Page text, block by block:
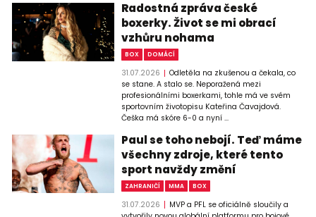
Radostná zpráva české
boxerky. Život se mi obrací
vzhůru nohama
BOX DOMÁCÍ
31.07.2026
Odletěla na zkušenou a čekala, co
se stane. A stalo se. Neporažená mezi
profesionálními boxerkami, tohle má ve svém
sportovním životopisu Kateřina Čavajdová.
Češka má skóre 6-0 a nyní ...
Paul se toho nebojí. Teď máme
všechny zdroje, které tento
sport navždy změní
ZAHRANIČÍ MMA BOX
31.07.2026
MVP a PFL se oficiálně sloučily a